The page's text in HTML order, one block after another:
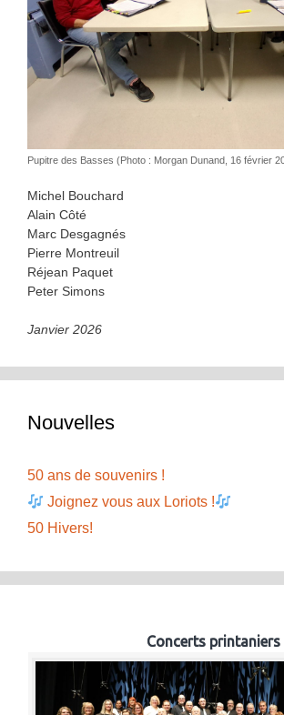
Pupitre des Basses (Photo : Morgan Dunand, 16 février
Michel Bouchard
Alain Côté
Marc Desgagnés
Pierre Montreuil
Réjean Paquet
Peter Simons
Janvier 2026
Nouvelles
50 ans de souvenirs !
Joignez vous aux Loriots !
50 Hivers!
Concerts printaniers